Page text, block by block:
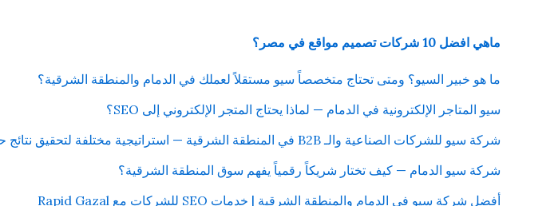
ماهي افضل 10 شركات تصميم مواقع في مصر؟
ما هو خبير السيو؟ ومتى تحتاج متخصصاً سيو مستقلاً لعملك في الدمام والمنطقة الشرقية؟
سيو المتاجر الإلكترونية في الدمام — لماذا يحتاج المتجر الإلكتروني إلى SEO؟
شركة سيو للشركات الصناعية والـ B2B في المنطقة الشرقية — استراتيجية مختلفة لتحقيق نتائج حقيقية
شركة سيو الدمام — كيف تختار شريكاً رقمياً يفهم سوق المنطقة الشرقية؟
أفضل شركة سيو في الدمام والمنطقة الشرقية | خدمات SEO للشركات مع Rapid Gazal